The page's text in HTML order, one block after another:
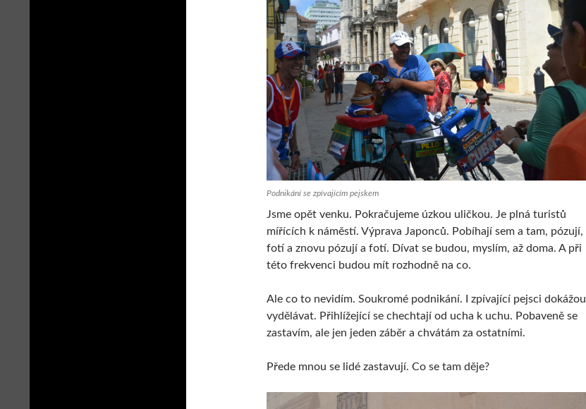
Podnikání se zpívajícím pejskem
Jsme opět venku. Pokračujeme úzkou uličkou. Je plná turistů
mířících k náměstí. Výprava Japonců. Pobíhají sem a tam, pózují,
fotí a znovu pózují a fotí. Dívat se budou, myslím, až doma. A při
této frekvenci budou mít rozhodně na co.
Ale co to nevidím. Soukromé podnikání. I zpívající pejsci dokážou
vydělávat. Přihlížející se chechtají od ucha k uchu. Pobaveně se
zastavím, ale jen jeden záběr a chvátám za ostatními.
Přede mnou se lidé zastavují. Co se tam děje?